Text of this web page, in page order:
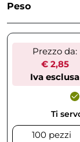
Peso
Prezzo da:
€ 2,85
Iva esclusa
Ti
100 pezzi